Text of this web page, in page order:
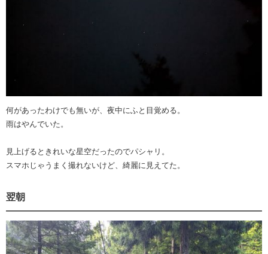
何があったわけでも無いが、夜中にふと目覚める。
雨はやんでいた。
見上げるときれいな星空だったのでパシャリ。
スマホじゃうまく撮れないけど、綺麗に見えてた。
翌朝